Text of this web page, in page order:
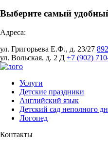
Выберите самый
Адреса:
ул. Григорьева Е.Ф., д. 23/27
ул. Вольская, д. 2 Д +7 (902)
Услуги
Детские праздники
Английский язык
Детский сад неполного
Логопед
Контакты